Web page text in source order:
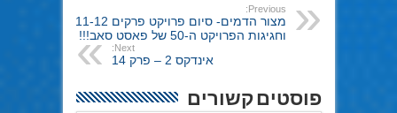
Previous:
מצור הדמים- סיום פרויקט פרקים 11-12
וחגיגות הפרויקט ה-50 של פאסט סאב!!!
Next:
אינדקס 2 – פרק 14
פוסטים קשורים